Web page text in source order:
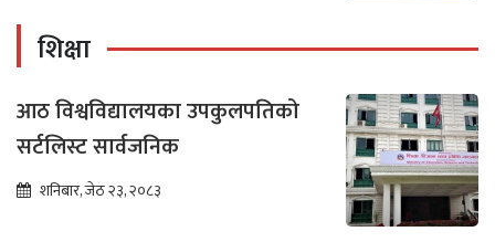
शिक्षा
आठ विश्वविद्यालयका उपकुलपतिको
सर्टलिस्ट सार्वजनिक
शनिबार, जेठ २३, २०८३